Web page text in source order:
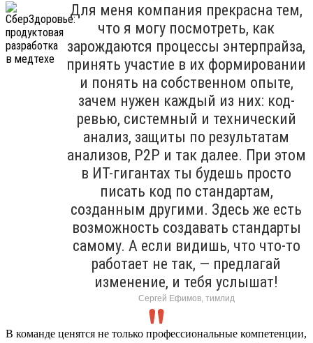
Для меня компания прекрасна тем,
что я могу посмотреть, как
зарождаются процессы энтерпрайза,
принять участие в их формировании
и понять на собственном опыте,
зачем нужен каждый из них: код-
ревью, системный и технический
анализ, защиты по результатам
анализов, P2P и так далее. При этом
в ИТ-гигантах ты будешь просто
писать код по стандартам,
созданным другими. Здесь же есть
возможность создавать стандарты
самому. А если видишь, что что-то
работает не так, — предлагай
изменение, и тебя услышат!
Сергей Ефимов, тимлид
В команде ценятся не только профессиональные компетенции,